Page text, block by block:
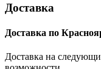
Доставка
Доставка по
Доставка на